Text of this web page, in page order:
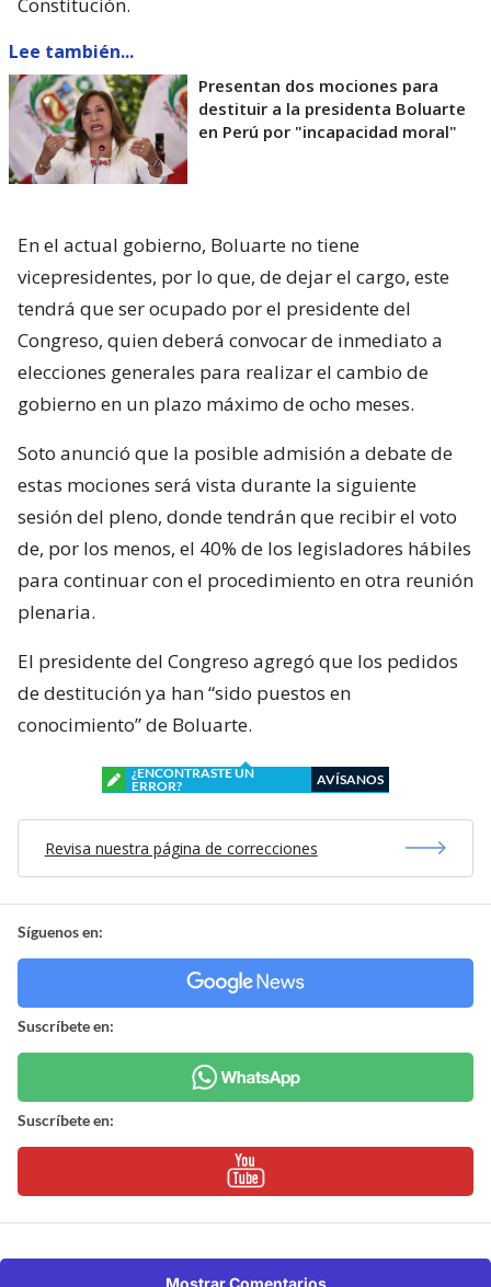
Lee también...
Presentan dos mociones para
destituir a la presidenta Boluarte
en Perú por "incapacidad moral"
En el actual gobierno, Boluarte no tiene
vicepresidentes, por lo que, de dejar el cargo, este
tendrá que ser ocupado por el presidente del
Congreso, quien deberá convocar de inmediato a
elecciones generales para realizar el cambio de
gobierno en un plazo máximo de ocho meses.
Soto anunció que la posible admisión a debate de
estas mociones será vista durante la siguiente
sesión del pleno, donde tendrán que recibir el voto
de, por los menos, el 40% de los legisladores hábiles
para continuar con el procedimiento en otra reunión
plenaria.
El presidente del Congreso agregó que los pedidos
de destitución ya han “sido puestos en
conocimiento” de Boluarte.
¿ENCONTRASTE UN
ERROR?
AVÍSANOS
Revisa nuestra página de correcciones
Síguenos en:
Suscríbete en:
Suscríbete en:
Mostrar Comentarios